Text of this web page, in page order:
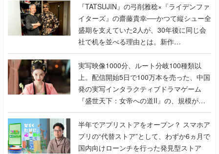
く
『TATSUJIN』の弓削雅稔×『ライデンファ
イターズ』の齋藤貴幸──かつて縦シュー全
盛期を支えていた2人が、30年後に同じ会
社で机を並べる理由とは。新作
『TATSUJIN EXTREME』で初タッグを組
んだレジェンド2人に訊く開発秘話
実写映像1000分、ルート分岐100種類以
上。配信開始5日で100万本を売った、中国
発の実写インタラクティブドラマゲーム
『盛世天下：女帝への道II』の、規模が違
うこだわりをプロデューサーに聞いた
半年でアプリストアをオープン？ スマホア
プリの“代替ストア”として、わずか6ヵ月で
国内向けローンチを行った発見型ストア